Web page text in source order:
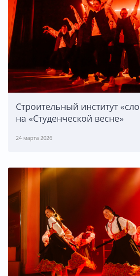
Строительный институт
на «Студенческой весне»
24 марта 2026